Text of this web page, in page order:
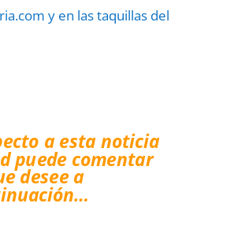
y en las taquillas del
a esta noticia
puede comentar
desee a